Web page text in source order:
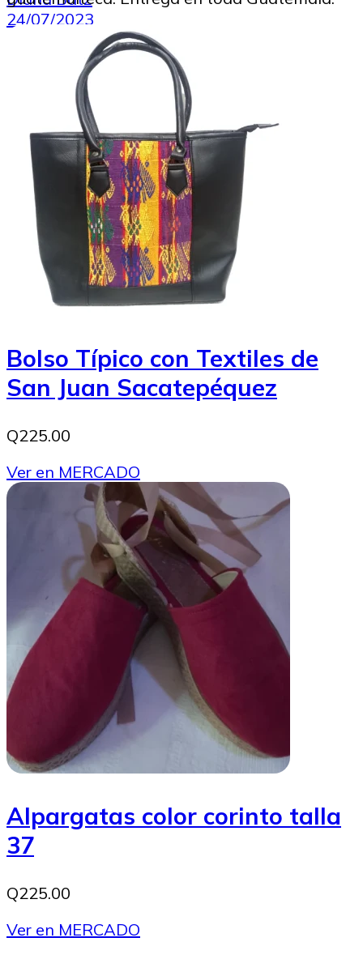
24/07/2023
Bolso Típico con Textiles de
San Juan Sacatepéquez
Q225.00
Ver en MERCADO
Alpargatas color corinto talla
37
Q225.00
Ver en MERCADO